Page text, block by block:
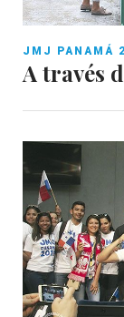
JMJ PANAMÁ
A través